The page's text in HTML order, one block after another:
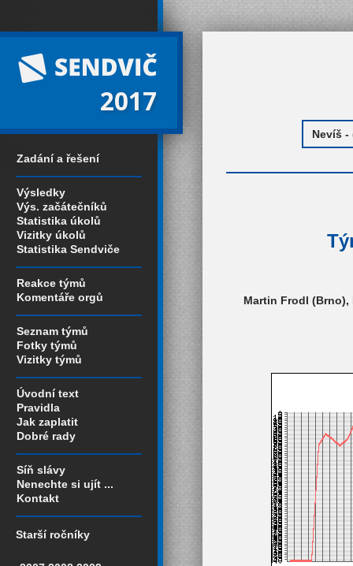
2017
Zadání a řešení
Výsledky
Výs. začátečníků
Statistika úkolů
Vizitky úkolů
Statistika Sendviče
Reakce týmů
Komentáře orgů
Seznam týmů
Fotky týmů
Vizitky týmů
Úvodní text
Pravidla
Jak zaplatit
Dobré rady
Síň slávy
Nenechte si ujít ...
Kontakt
Starší ročníky
Martin Frodl (Brno),